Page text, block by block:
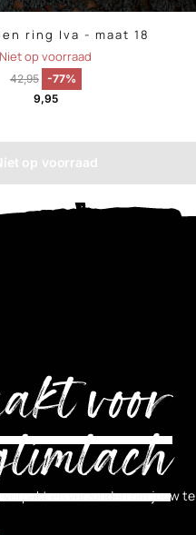
ring Iva - maat 18
Niet op voorraad
42,95
-77%
9,95
op voorraad
voor
en verzonden om jouw te